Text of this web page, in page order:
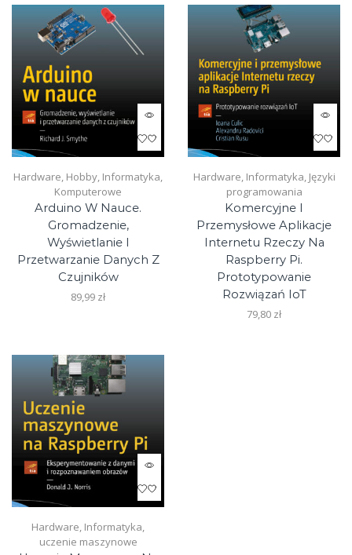
page
Hardware, Hobby, Informatyka,
Komputerowe
Arduino W Nauce.
Gromadzenie,
Wyświetlanie I
Przetwarzanie Danych Z
Czujników
89,99 zł
Hardware, Informatyka, Języki
programowania
Komercyjne I
Przemysłowe Aplikacje
Internetu Rzeczy Na
Raspberry Pi.
Prototypowanie
Rozwiązań IoT
79,80 zł
Hardware, Informatyka,
uczenie maszynowe